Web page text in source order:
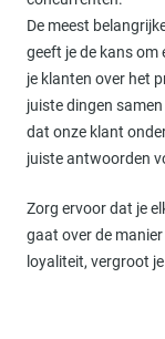
De meest
geeft je de kans om
je klanten over het
juiste dingen
dat onze klant
juiste antwoorden
Zorg ervoor dat je
gaat over de
loyaliteit, vergroot